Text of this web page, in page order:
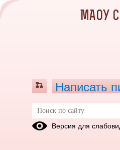
Публикации за
МАОУ
Написать
Версия для